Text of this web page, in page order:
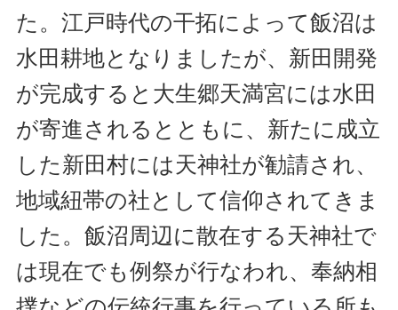
た。江戸時代の干拓によって飯沼は
水田耕地となりましたが、新田開発
が完成すると大生郷天満宮には水田
が寄進されるとともに、新たに成立
した新田村には天神社が勧請され、
地域紐帯の社として信仰されてきま
した。飯沼周辺に散在する天神社で
は現在でも例祭が行なわれ、奉納相